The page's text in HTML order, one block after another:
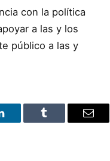
con la política
a las y los
público a las y
Tumblr Email